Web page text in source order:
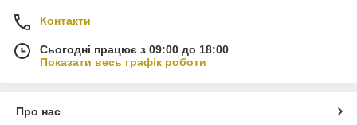
Контакти
Сьогодні працює з 09:00 до 18:00
Показати весь графік роботи
Про нас